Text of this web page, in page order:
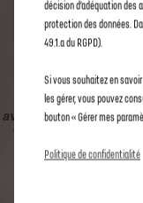
Cette offre n'est
avant le 1 Juillet
1er Juillet 2023,
décision d’adéquation
protection des données.
49.1.a du RGPD).
Si vous souhaitez en
les gérer, vous pouvez
bouton « Gérer mes
Politique de confidentialité